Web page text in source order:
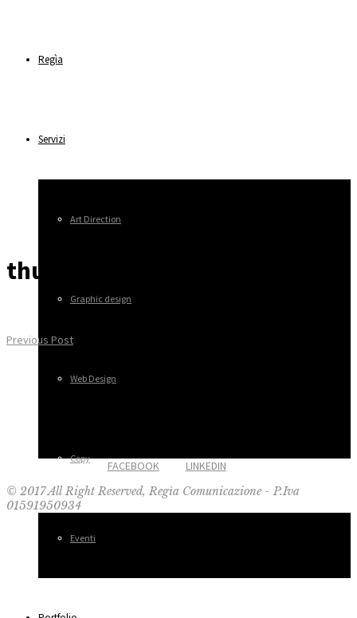
Regìa
Servizi
Art Direction
Graphic design
Web Design
Copy
Eventi
thumb_adv
Previous Post
FACEBOOK
LINKEDIN
© 2017 All Right Reserved, Regìa Comunicazione - P.Iva
01591950934